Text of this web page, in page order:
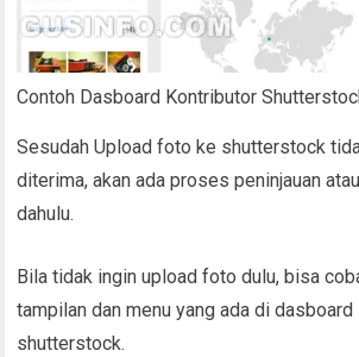
Contoh Dasboard Kontributor
Sesudah Upload foto ke shutterstock
diterima, akan ada proses peninjauan
dahulu.
Bila tidak ingin upload foto dulu, bisa
tampilan dan menu yang ada di
shutterstock.